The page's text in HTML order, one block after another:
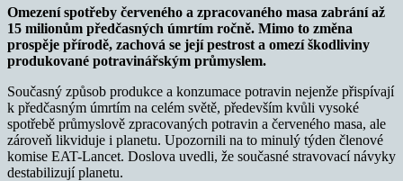
Omezení spotřeby červeného a zpracovaného masa zabrání až
15 milionům předčasných úmrtím ročně. Mimo to změna
prospěje přírodě, zachová se její pestrost a omezí škodliviny
produkované potravinářským průmyslem.
Současný způsob produkce a konzumace potravin nejenže přispívají
k předčasným úmrtím na celém světě, především kvůli vysoké
spotřebě průmyslově zpracovaných potravin a červeného masa, ale
zároveň likviduje i planetu. Upozornili na to minulý týden členové
komise EAT-Lancet. Doslova uvedli, že současné stravovací návyky
destabilizují planetu.